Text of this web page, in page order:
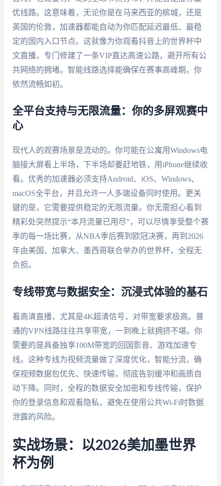
优线路。这意味着，无论你是在马来西亚的槟城，还是
英国的伦敦，加速器都能自动为你匹配延迟最低、最稳
定的国内入口节点。这就像为你观看抖音上的世界杯中
文直播，专门修建了一条VIP直达高速公路，避开所有公
共网络的拥堵。智能线路选择能确保在赛事高峰期，你
依然流畅如初。
全平台支持与无限流量：你的多屏观赛中
心
现代人的观赛场景是流动的。你可能在公寓用Windows电
脑接大屏看上半场，下半场却要赶地铁，用iPhone继续收
看。优秀的加速器必须支持Android、iOS、Windows、
macOS全平台，并且允许一人多端设备同时使用。更关
键的是，它需要提供稳定的无限流量。你无需担心看到
精彩处突然提示“本月流量已用尽”，可以尽情享受整个赛
季的每一场比赛，从NBA季后赛到欧冠决赛，再到2026
年由美国、加拿大、墨西哥联合举办的世界杯，全程无
负担。
专线带宽与数据安全：沉浸式体验的基石
看高清直播，尤其是4K超清信号，对带宽要求极高。普
通的VPN线路往往共享带宽，一到晚上就拥挤不堪。你
需要的是具备独享100M带宽的回国影音、游戏加速专
线。这种专线为视频流量做了深度优化，智能分流，确
保视频数据包优先、快速传输，彻底告别缓冲和画质自
动下降。同时，全程的数据安全加密和专线传输，保护
你的登录信息和观看隐私，避免在使用公共Wi-Fi时数据
泄露的风险。
实战场景：以2026美加墨世界
杯为例